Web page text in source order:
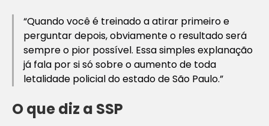
“Quando você é treinado a atirar primeiro e
perguntar depois, obviamente o resultado será
sempre o pior possível. Essa simples explanação
já fala por si só sobre o aumento de toda
letalidade policial do estado de São Paulo.”
O que diz a SSP